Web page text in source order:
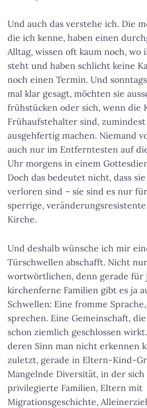
Und auch das verstehe ich. Die
die ich kenne, haben einen
Alltag, wissen oft kaum noch, wo
steht und haben schlicht keine
noch einen Termin. Und
mal klar gesagt, möchten sie
frühstücken oder sich, wenn die
Frühaufstehalter sind,
ausgehfertig machen. Niemand
auch nur im Entferntesten auf
Uhr morgens in einem
Doch das bedeutet nicht, dass
verloren sind – sie sind es nur
sperrige,
Kirche.
Und deshalb wünsche ich mir
Türschwellen abschafft. Nicht
wortwörtlichen, denn gerade für
kirchenferne Familien gibt es ja
Schwellen: Eine fromme
sprechen. Eine Gemeinschaft,
schon ziemlich geschlossen
deren Sinn man nicht erkennen
zuletzt, gerade in Eltern-Kind-
Mangelnde Diversität, in der
privilegierte Familien, Eltern mit
Migrationsgeschichte,